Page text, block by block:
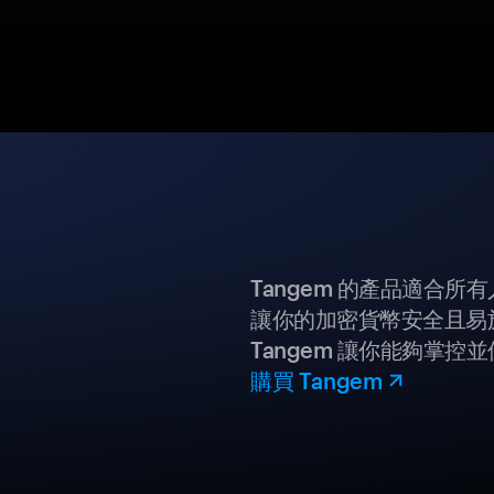
Tangem 的產品適合所
讓你的加密貨幣安全且
Tangem 讓你能夠掌控
購買 Tangem